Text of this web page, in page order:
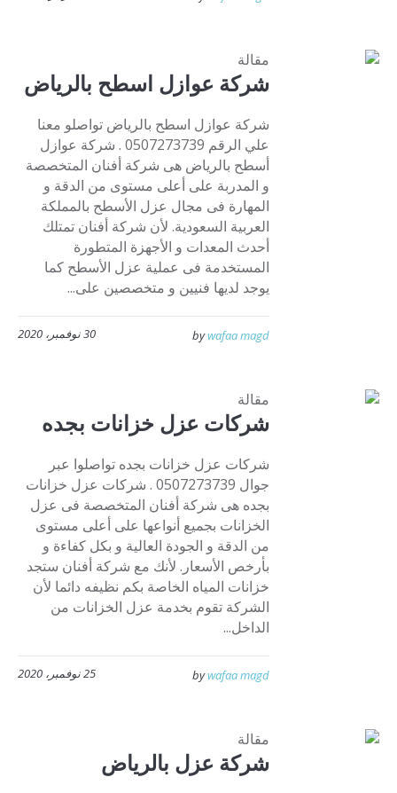
مقالة
شركة عوازل اسطح بالرياض
شركة عوازل اسطح بالرياض تواصلو معنا
علي الرقم 0507273739 . شركة عوازل
أسطح بالرياض هى شركة أفنان المتخصصة
و المدربة على أعلى مستوى من الدقة و
المهارة فى مجال عزل الأسطح بالمملكة
العربية السعودية. لأن شركة أفنان تمتلك
أحدث المعدات و الأجهزة المتطورة
المستخدمة فى عملية عزل الأسطح كما
يوجد لديها فنيين و متخصصين على...
30 نوفمبر، 2020 bywafaa magd
مقالة
شركات عزل خزانات بجده
شركات عزل خزانات بجده تواصلوا عبر
جوال 0507273739 . شركات عزل خزانات
بجده هى شركة أفنان المتخصصة فى عزل
الخزانات بجميع أنواعها على أعلى مستوى
من الدقة و الجودة العالية و بكل كفاءة و
بأرخص الأسعار. لأنك مع شركة أفنان ستجد
خزانات المياه الخاصة بكم نظيفه دائما لأن
الشركة تقوم بخدمة عزل الخزانات من
الداخل...
25 نوفمبر، 2020 bywafaa magd
مقالة
شركة عزل بالرياض